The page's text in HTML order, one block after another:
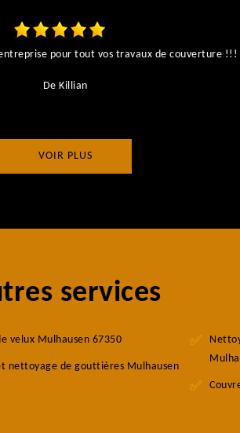
pour tout vos travaux de couverture !!!
De Killian
VOIR PLUS
services
velux Mulhausen 67350
nettoyage de gouttières Mulhausen